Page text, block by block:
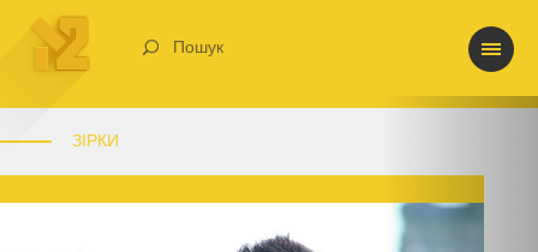
Пошук
ЗІРКИ